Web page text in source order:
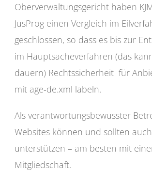
Oberverwaltungsgericht haben
JusProg einen Vergleich im
geschlossen, so dass es bis zur
im Hauptsacheverfahren (das
dauern) Rechtssicherheit für
mit age-de.xml labeln.
Als verantwortungsbewusster
Websites können und sollten auch
unterstützen – am besten mit
Mitgliedschaft.